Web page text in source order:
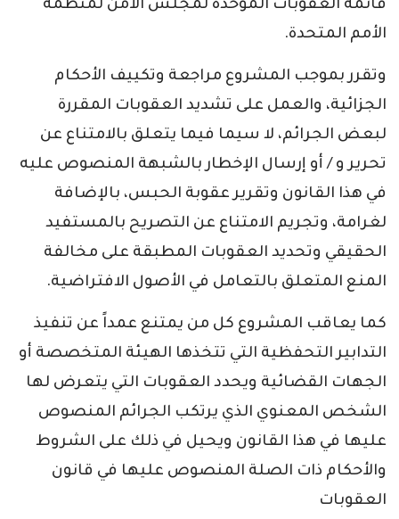
قائمة العقوبات الموحدة لمجلس الأمن لمنظمة
الأمم المتحدة.
وتقرر بموجب المشروع مراجعة وتكييف الأحكام
الجزائية، والعمل على تشديد العقوبات المقررة
لبعض الجرائم، لا سيما فيما يتعلق بالامتناع عن
تحرير و / أو إرسال الإخطار بالشبهة المنصوص عليه
في هذا القانون وتقرير عقوبة الحبس، بالإضافة
لغرامة، وتجريم الامتناع عن التصريح بالمستفيد
الحقيقي وتحديد العقوبات المطبقة على مخالفة
المنع المتعلق بالتعامل في الأصول الافتراضية.
كما يعاقب المشروع كل من يمتنع عمداً عن تنفيذ
التدابير التحفظية التي تتخذها الهيئة المتخصصة أو
الجهات القضائية ويحدد العقوبات التي يتعرض لها
الشخص المعنوي الذي يرتكب الجرائم المنصوص
عليها في هذا القانون ويحيل في ذلك على الشروط
والأحكام ذات الصلة المنصوص عليها في قانون
العقوبات